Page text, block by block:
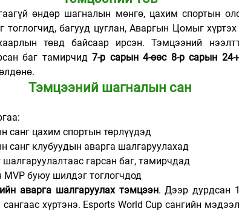
өндөр шагналын мөнгө, цахим спортын
тоглогчид, багууд цуглан, Аваргын Цомыг
төвд байсаар ирсэн. Тэмцээний
баг тамирчид 7-р сарын 4-өөс 8-р сарын
Тэмцээний шагналын сан
санг цахим спортын төрлүүдэд
санг клубуудын аварга шалгаруулахад
гарсан баг, тамирчдад
буюу шилдэг тоглогчдод
аварга шалгаруулах тэмцээн. Дээр дурдсан
хүртэнэ. Esports World Cup сангийн